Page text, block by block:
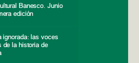
Banesco. Junio
edición
ignorada: las voces
de la historia de